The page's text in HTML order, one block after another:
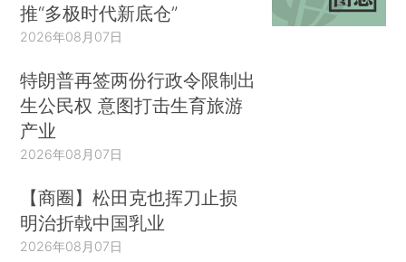
推“多极时代新底仓”
2026年08月07日
特朗普再签两份行政令限制出
生公民权 意图打击生育旅游
产业
2026年08月07日
【商圈】松田克也挥刀止损
明治折戟中国乳业
2026年08月07日